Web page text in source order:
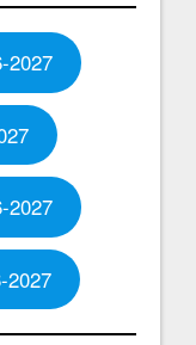
2027
2027
2027